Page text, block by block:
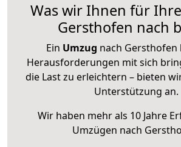
Was wir Ihnen für
Gersthofen nach
Ein Umzug nach Gersthofen
Herausforderungen mit sich
die Last zu erleichtern – bieten
Unterstützung an.
Wir haben mehr als 10 Jahre
Umzügen nach